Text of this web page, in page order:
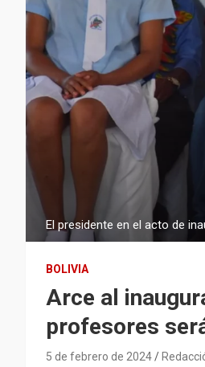
El presidente en el acto de
BOLIVIA
Arce al
profesores
5 de febrero de 2024